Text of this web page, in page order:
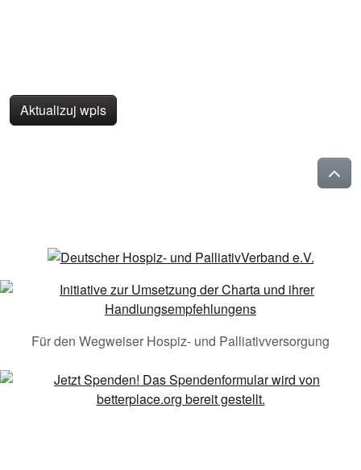
Aktualizuj wpis
Für den Wegweiser Hospiz- und Palliativversorgung